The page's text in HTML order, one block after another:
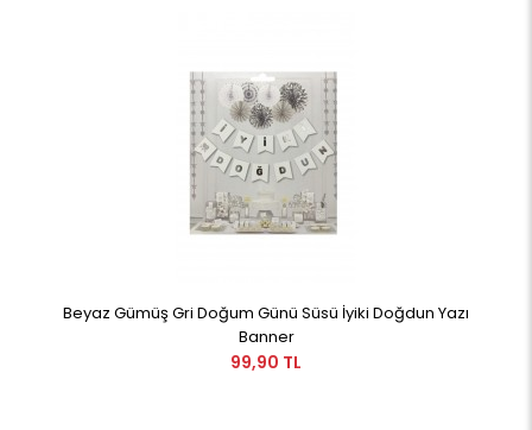
Beyaz Gümüş Gri Doğum Günü Süsü İyiki Doğdun Yazı
Banner
99,90 TL